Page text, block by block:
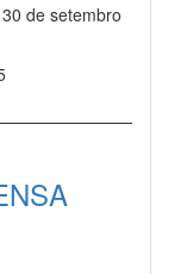
de setembro